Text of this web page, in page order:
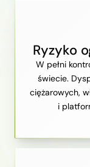
Ryzyko
W pełni
świecie.
ciężarowych,
i